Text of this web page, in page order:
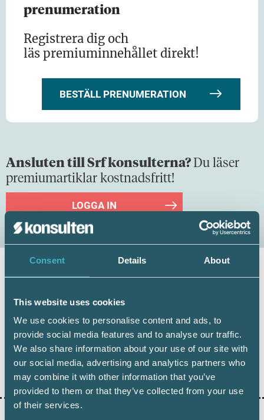
Consent Details About
This website uses cookies
We use cookies to personalise content and ads, to
provide social media features and to analyse our traffic.
We also share information about your use of our site with
our social media, advertising and analytics partners who
may combine it with other information that you’ve
provided to them or that they’ve collected from your use
of their services.
prenumeration
Registrera dig och
läs premiuminnehållet direkt!
BESTÄLL PRENUMERATION
Ansluten till Srf konsulterna?Du läser
premiumartiklar kostnadsfritt!
LOGGA IN
Journalist
Dela: